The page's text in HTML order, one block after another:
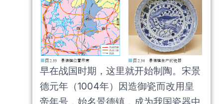
早在战国时期，这里就开始制陶。宋景
德元年（1004年）因造御瓷而改用皇